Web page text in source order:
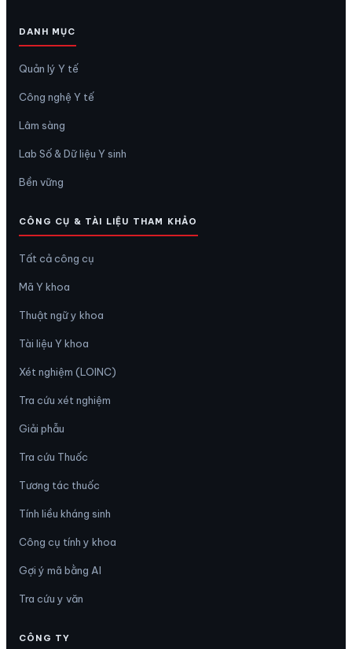
DANH MỤC
Quản lý Y tế
Công nghệ Y tế
Lâm sàng
Lab Số & Dữ liệu Y sinh
Bền vững
CÔNG CỤ & TÀI LIỆU THAM KHẢO
Tất cả công cụ
Mã Y khoa
Thuật ngữ y khoa
Tài liệu Y khoa
Xét nghiệm (LOINC)
Tra cứu xét nghiệm
Giải phẫu
Tra cứu Thuốc
Tương tác thuốc
Tính liều kháng sinh
Công cụ tính y khoa
Gợi ý mã bằng AI
Tra cứu y văn
CÔNG TY